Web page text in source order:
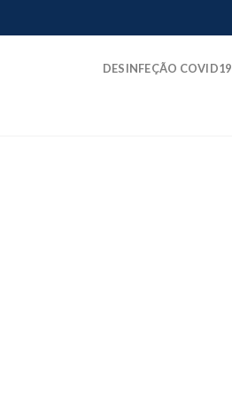
DESINFEÇÃO COVID19